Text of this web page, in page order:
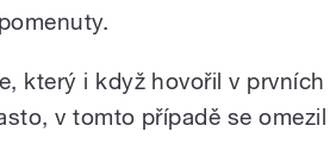
který i když hovořil v prvních
v tomto případě se omezil